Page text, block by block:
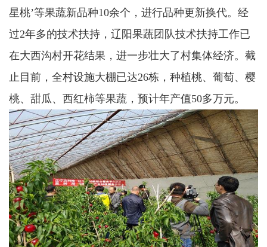
星桃’等果蔬新品种10余个，进行品种更新换代。经
过2年多的技术扶持，辽阳果蔬团队技术扶持工作已
在大西沟村开花结果，进一步壮大了村集体经济。截
止目前，全村设施大棚已达26栋，种植桃、葡萄、樱
桃、甜瓜、西红柿等果蔬，预计年产值50多万元。